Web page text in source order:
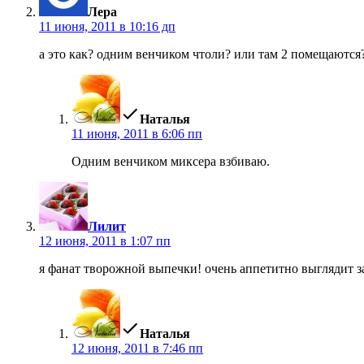
Лера
11 июня, 2011 в 10:16 дп
а это как? одним венчиком чтоли? или там 2
Наталья
11 июня, 2011 в 6:06 пп
Одним венчиком миксера взбиваю.
Лилит
12 июня, 2011 в 1:07 пп
я фанат творожной выпечки! очень аппетитно выглядит
Наталья
12 июня, 2011 в 7:46 пп